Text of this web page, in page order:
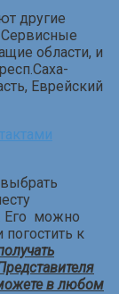
другие
Сервисные
области, и
Еврейский
Его можно
к
в любом